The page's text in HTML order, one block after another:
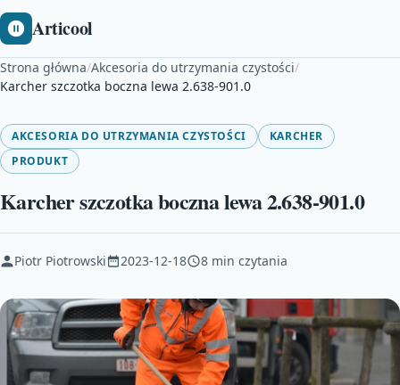
Articool
Strona główna/Akcesoria do utrzymania czystości/
Karcher szczotka boczna lewa 2.638-901.0
AKCESORIA DO UTRZYMANIA CZYSTOŚCI
KARCHER
PRODUKT
Karcher szczotka boczna lewa 2.638-901.0
Piotr Piotrowski 2023-12-18 8 min czytania